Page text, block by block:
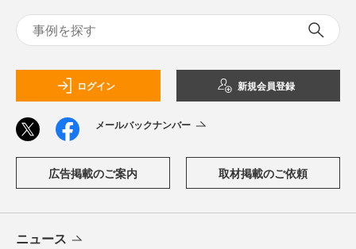
ログイン 新規会員登録
メールバックナンバー
広告掲載のご案内 取材掲載のご依頼
ニュース